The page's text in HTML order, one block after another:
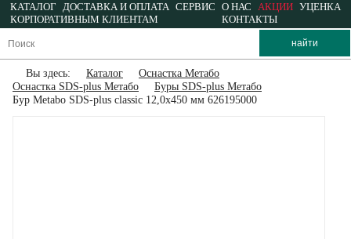
КАТАЛОГ ДОСТАВКА И ОПЛАТА СЕРВИС О НАС АКЦИИ УЦЕНКА
КОРПОРАТИВНЫМ КЛИЕНТАМ
КОНТАКТЫ
Вы здесь: Каталог
Оснастка Метабо
Оснастка SDS-plus Метабо
Буры SDS-plus Метабо
Бур Metabo SDS-plus classic 12,0x450 мм 626195000